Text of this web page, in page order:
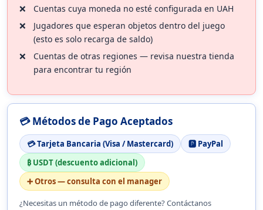
Cuentas cuya moneda no esté configurada en UAH
Jugadores que esperan objetos dentro del juego
(esto es solo recarga de saldo)
Cuentas de otras regiones — revisa nuestra tienda
para encontrar tu región
💳 Métodos de Pago Aceptados
💳 Tarjeta Bancaria (Visa / Mastercard)
🅿️ PayPal
₿ USDT (descuento adicional)
➕ Otros — consulta con el manager
¿Necesitas un método de pago diferente? Contáctanos